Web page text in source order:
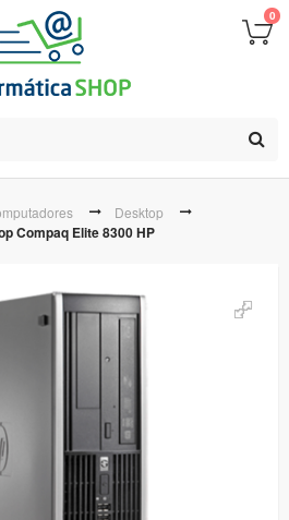
0
Desktop
Compaq Elite 8300 HP